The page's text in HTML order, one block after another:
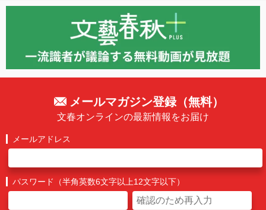
メールマガジン登録（無料）
文春オンラインの最新情報をお届け
メールアドレス
パスワード（半角英数6文字以上12文字以下）